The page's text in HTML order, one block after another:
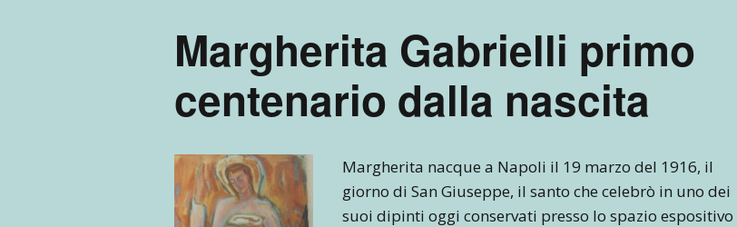
Margherita Gabrielli primo
centenario dalla nascita
Margherita nacque a Napoli il 19 marzo del 1916, il
giorno di San Giuseppe, il santo che celebrò in uno dei
suoi dipinti oggi conservati presso lo spazio espositivo